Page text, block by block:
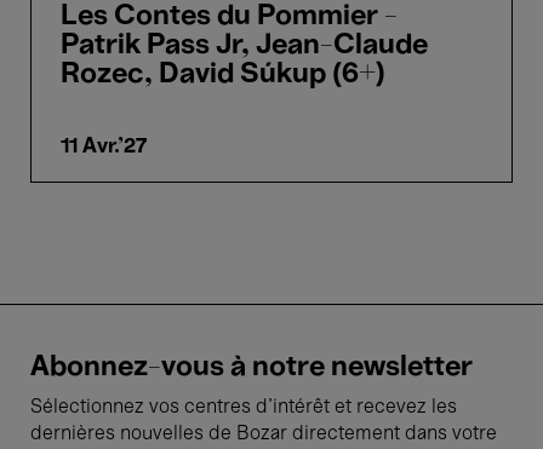
Les Contes du Pommier -
Patrik Pass Jr, Jean-Claude
Rozec, David Súkup (6+)
11 Avr.'27
Abonnez-vous à notre newsletter
Sélectionnez vos centres d'intérêt et recevez les
dernières nouvelles de Bozar directement dans votre